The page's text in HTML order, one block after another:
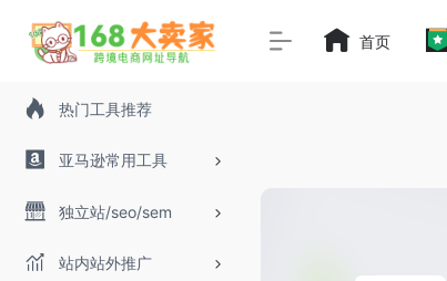
热门工具推荐
亚马逊常用工具
独立站/seo/sem
站内站外推广
首页